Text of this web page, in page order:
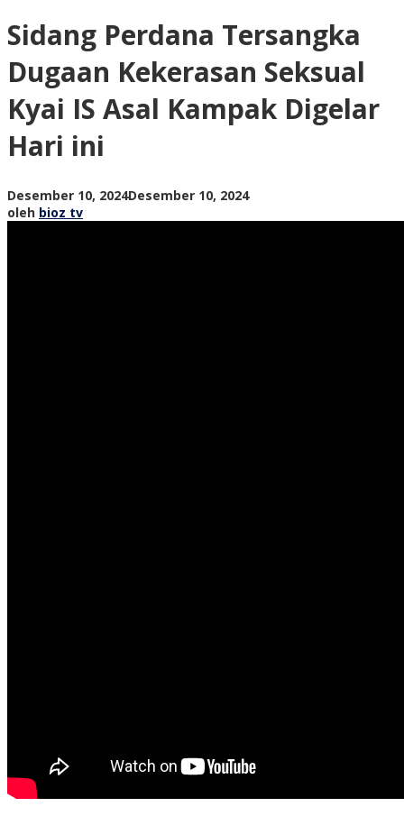
Kekerasan
Kyai
IS
Asal
Kampak
Sidang Perdana Tersangka
Dugaan Kekerasan Seksual
Kyai IS Asal Kampak Digelar
Hari ini
Desember 10, 2024Desember 10, 2024oleh
oleh bioz tv